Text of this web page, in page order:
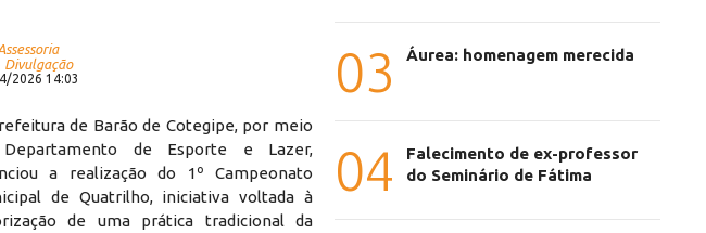
Divulgação
2026 14:03
de Barão de Cotegipe, por meio
de Esporte e Lazer,
a realização do 1º Campeonato
de Quatrilho, iniciativa voltada à
de uma prática tradicional da
03 Áurea: homenagem merecida
04
Falecimento de ex-professor
do Seminário de Fátima